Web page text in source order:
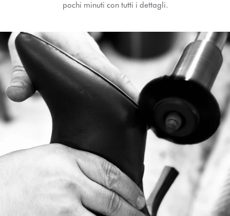
pochi minuti con tutti i dettagli.